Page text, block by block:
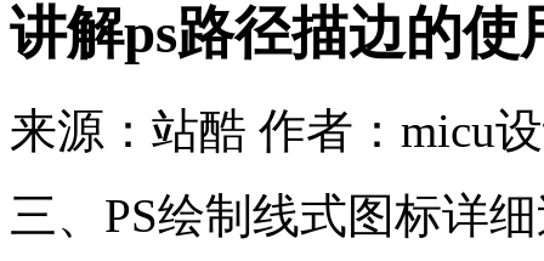
讲解ps路径描边的使
来源：站酷 作者：micu
三、PS绘制线式图标详